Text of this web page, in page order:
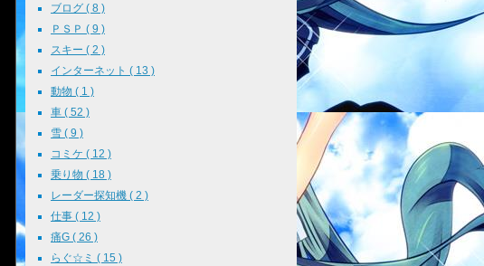
ブログ ( 8 )
ＰＳＰ ( 9 )
スキー ( 2 )
インターネット ( 13 )
動物 ( 1 )
車 ( 52 )
雪 ( 9 )
コミケ ( 12 )
乗り物 ( 18 )
レーダー探知機 ( 2 )
仕事 ( 12 )
痛G ( 26 )
らぐ☆ミ ( 15 )